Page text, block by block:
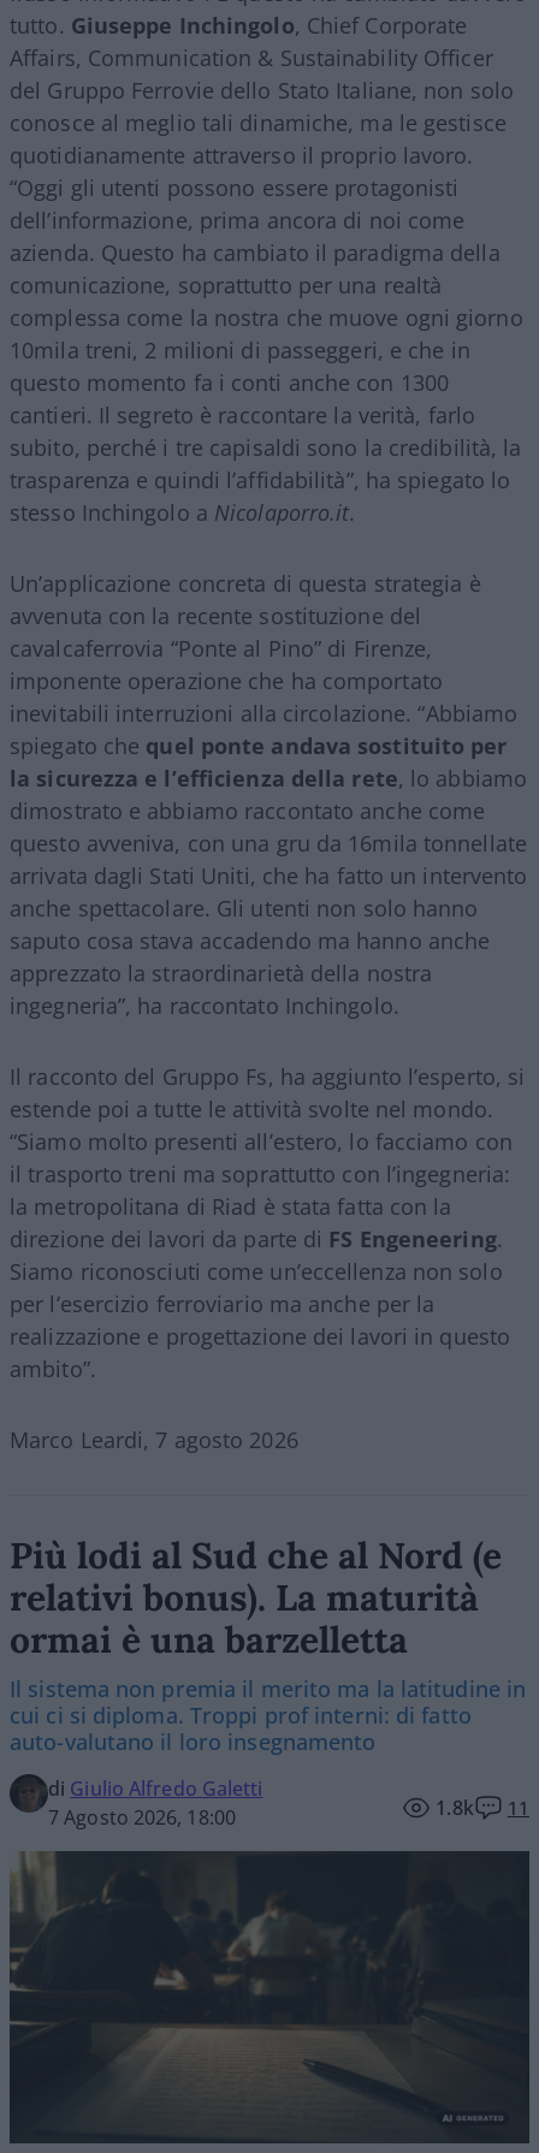
tutto. Giuseppe Inchingolo, Chief Corporate
Affairs, Communication & Sustainability Officer
del Gruppo Ferrovie dello Stato Italiane, non solo
conosce al meglio tali dinamiche, ma le gestisce
quotidianamente attraverso il proprio lavoro.
“Oggi gli utenti possono essere protagonisti
dell’informazione, prima ancora di noi come
azienda. Questo ha cambiato il paradigma della
comunicazione, soprattutto per una realtà
complessa come la nostra che muove ogni giorno
10mila treni, 2 milioni di passeggeri, e che in
questo momento fa i conti anche con 1300
cantieri. Il segreto è raccontare la verità, farlo
subito, perché i tre capisaldi sono la credibilità, la
trasparenza e quindi l’affidabilità”, ha spiegato lo
stesso Inchingolo a Nicolaporro.it.
Un’applicazione concreta di questa strategia è
avvenuta con la recente sostituzione del
cavalcaferrovia “Ponte al Pino” di Firenze,
imponente operazione che ha comportato
inevitabili interruzioni alla circolazione. “Abbiamo
spiegato che quel ponte andava sostituito per
la sicurezza e l’efficienza della rete, lo abbiamo
dimostrato e abbiamo raccontato anche come
questo avveniva, con una gru da 16mila tonnellate
arrivata dagli Stati Uniti, che ha fatto un intervento
anche spettacolare. Gli utenti non solo hanno
saputo cosa stava accadendo ma hanno anche
apprezzato la straordinarietà della nostra
ingegneria”, ha raccontato Inchingolo.
Il racconto del Gruppo Fs, ha aggiunto l’esperto, si
estende poi a tutte le attività svolte nel mondo.
“Siamo molto presenti all’estero, lo facciamo con
il trasporto treni ma soprattutto con l’ingegneria:
la metropolitana di Riad è stata fatta con la
direzione dei lavori da parte di FS Engeneering.
Siamo riconosciuti come un’eccellenza non solo
per l’esercizio ferroviario ma anche per la
realizzazione e progettazione dei lavori in questo
ambito”.
Marco Leardi, 7 agosto 2026
Più lodi al Sud che al Nord (e
relativi bonus). La maturità
ormai è una barzelletta
Il sistema non premia il merito ma la latitudine in
cui ci si diploma. Troppi prof interni: di fatto
auto-valutano il loro insegnamento
di Giulio Alfredo Galetti
7 Agosto 2026, 18:00
1.8k 11